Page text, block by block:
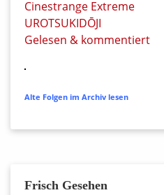
Cinestrange Extreme
UROTSUKIDŌJI
Gelesen & kommentiert
Alte Folgen im Archiv lesen
Frisch Gesehen